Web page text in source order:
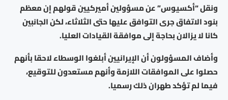
ونقل “أكسيوس” عن مسؤولين أميركيين قولهم إن معظم
بنود الاتفاق جرى التوافق عليها حتى الثلاثاء، لكن الجانبين
كانا لا يزالان بحاجة إلى موافقة القيادات العليا.
وأضاف المسؤولون أن الإيرانيين أبلغوا الوسطاء لاحقا بأنهم
حصلوا على الموافقات اللازمة وأنهم مستعدون للتوقيع،
فيما لم تؤكد طهران ذلك رسميا.